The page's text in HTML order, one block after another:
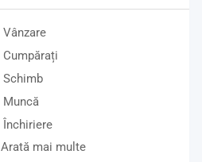
Vânzare
Cumpărați
Schimb
Muncă
Închiriere
Arată mai multe